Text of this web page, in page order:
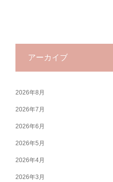
アーカイブ
2026年8月
2026年7月
2026年6月
2026年5月
2026年4月
2026年3月